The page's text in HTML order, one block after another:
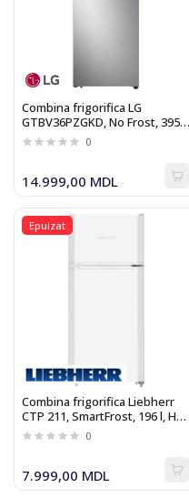
Combina frigorifica LG
GTBV36PZGKD, No Frost, 395 l,
H 176 cm, Clasa E, argintiu
0
14.999,00 MDL
Epuizat
Combina frigorifica Liebherr
CTP 211, SmartFrost, 196 l, H
124.5 cm, Clasa F, alb
0
7.999,00 MDL